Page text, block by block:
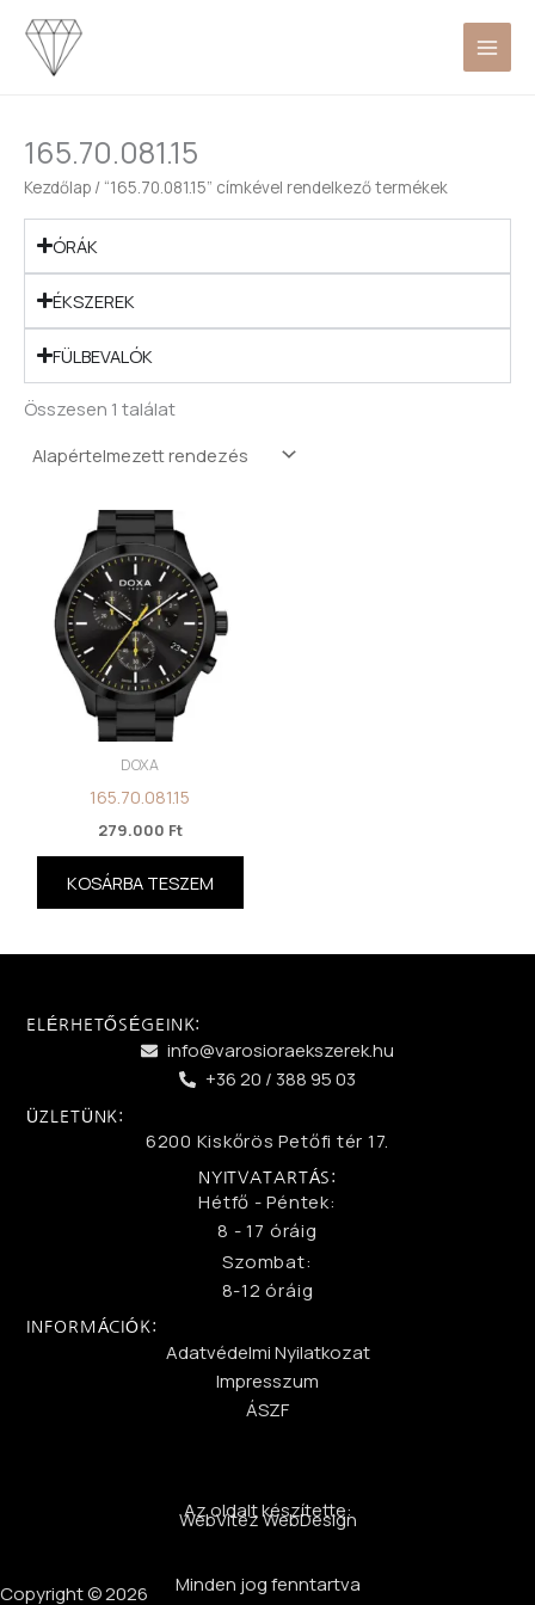
Skip
content
165.70.081.15
Kezdőlap / “165.70.081.15” címkével rendelkező termékek
ÓRÁK
ÉKSZEREK
FÜLBEVALÓK
Összesen 1 találat
DOXA
165.70.081.15
279.000 Ft
KOSÁRBA TESZEM
ELÉRHETŐSÉGEINK:
info@varosioraekszerek.hu
+36 20 / 388 95 03
ÜZLETÜNK:
6200 Kiskőrös Petőfi tér 17.
NYITVATARTÁS:
Hétfő - Péntek:
8 - 17 óráig
Szombat:
8-12 óráig
INFORMÁCIÓK:
Adatvédelmi Nyilatkozat
Impresszum
ÁSZF
Az oldalt készítette:
WebVitéz WebDesign
Minden jog fenntartva
Copyright © 2026